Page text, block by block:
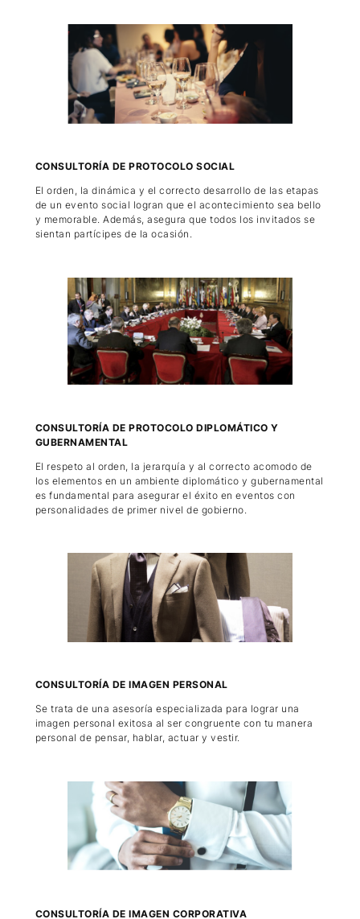
CONSULTORÍA DE PROTOCOLO SOCIAL
El orden, la dinámica y el correcto desarrollo de las etapas
de un evento social logran que el acontecimiento sea bello
y memorable. Además, asegura que todos los invitados se
sientan partícipes de la ocasión.
CONSULTORÍA DE PROTOCOLO DIPLOMÁTICO Y
GUBERNAMENTAL
El respeto al orden, la jerarquía y al correcto acomodo de
los elementos en un ambiente diplomático y gubernamental
es fundamental para asegurar el éxito en eventos con
personalidades de primer nivel de gobierno.
CONSULTORÍA DE IMAGEN PERSONAL
Se trata de una asesoría especializada para lograr una
imagen personal exitosa al ser congruente con tu manera
personal de pensar, hablar, actuar y vestir.
CONSULTORÍA DE IMAGEN CORPORATIVA